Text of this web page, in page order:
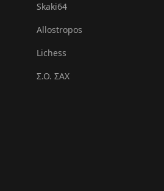
Skaki64
Allostropos
Lichess
Σ.Ο. ΣΑΧ